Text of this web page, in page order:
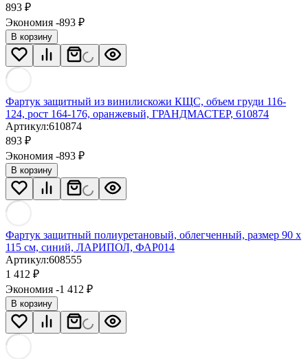
893 ₽
Экономия -893 ₽
В корзину
Фартук защитный из винилискожи КЩС, объем груди 116-
124, рост 164-176, оранжевый, ГРАНДМАСТЕР, 610874
Артикул:610874
893 ₽
Экономия -893 ₽
В корзину
Фартук защитный полиуретановый, облегченный, размер 90 х
115 см, синий, ЛАРИПОЛ, ФАР014
Артикул:608555
1 412 ₽
Экономия -1 412 ₽
В корзину